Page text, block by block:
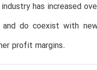
has increased
do coexist with
profit margins.